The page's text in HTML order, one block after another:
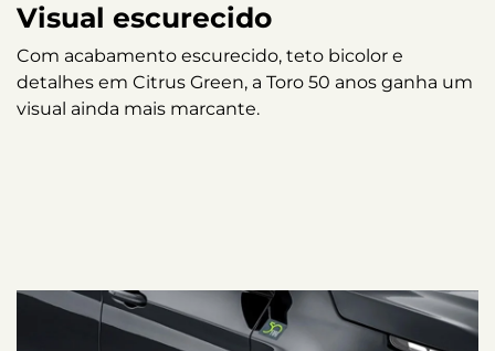
Visual escurecido
Com acabamento escurecido, teto bicolor e
detalhes em Citrus Green, a Toro 50 anos ganha um
visual ainda mais marcante.